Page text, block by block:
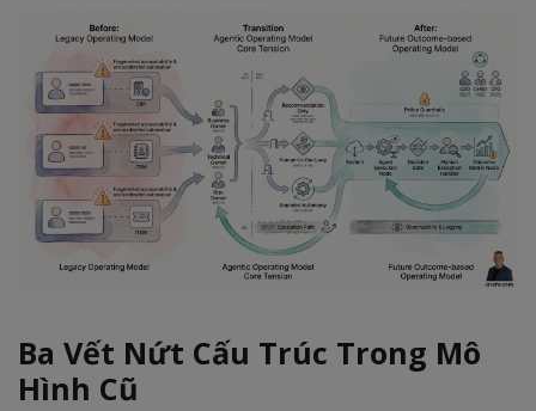
Ba Vết Nứt Cấu Trúc Trong Mô
Hình Cũ